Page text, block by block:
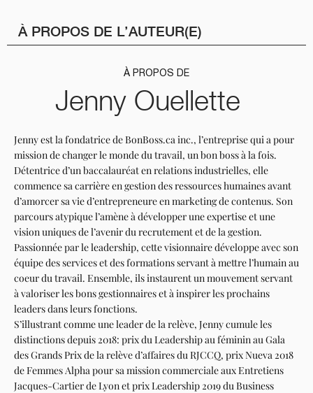
À PROPOS DE L’AUTEUR(E)
Jenny Ouellette
À PROPOS DE
Jenny est la fondatrice de BonBoss.ca inc., l’entreprise qui a pour
mission de changer le monde du travail, un bon boss à la fois.
Détentrice d’un baccalauréat en relations industrielles, elle
commence sa carrière en gestion des ressources humaines avant
d’amorcer sa vie d’entrepreneure en marketing de contenus. Son
parcours atypique l’amène à développer une expertise et une
vision uniques de l’avenir du recrutement et de la gestion.
Passionnée par le leadership, cette visionnaire développe avec son
équipe des services et des formations servant à mettre l’humain au
coeur du travail. Ensemble, ils instaurent un mouvement servant
à valoriser les bons gestionnaires et à inspirer les prochains
leaders dans leurs fonctions.
S’illustrant comme une leader de la relève, Jenny cumule les
distinctions depuis 2018: prix du Leadership au féminin au Gala
des Grands Prix de la relève d’affaires du RJCCQ, prix Nueva 2018
de Femmes Alpha pour sa mission commerciale aux Entretiens
Jacques-Cartier de Lyon et prix Leadership 2019 du Business